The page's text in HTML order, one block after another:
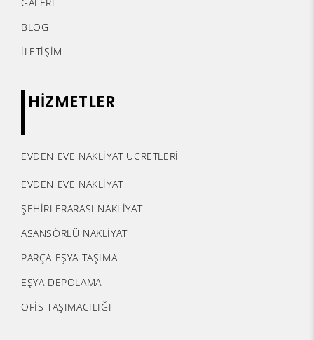
BLOG
İLETİŞİM
HİZMETLER
EVDEN EVE NAKLİYAT ÜCRETLERİ
EVDEN EVE NAKLİYAT
ŞEHİRLERARASI NAKLİYAT
ASANSÖRLÜ NAKLİYAT
PARÇA EŞYA TAŞIMA
EŞYA DEPOLAMA
OFİS TAŞIMACILIĞI